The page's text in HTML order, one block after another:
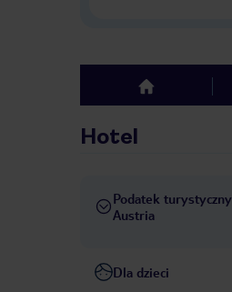
top
Hotel
Podatek turystyczny
Austria
Dla dzieci